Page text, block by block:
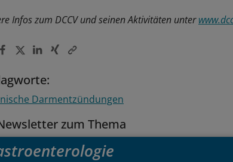
Infos zum DCCV und seinen Aktivitäten unter
Darmentzündungen
zum Thema